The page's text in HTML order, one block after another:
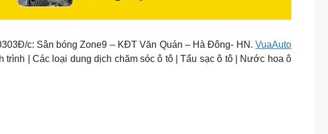
c: Sân bóng Zone9 – KĐT Văn Quán – Hà Đông- HN. VuaAuto
| Các loại dung dịch chăm sóc ô tô | Tẩu sạc ô tô | Nước hoa ô